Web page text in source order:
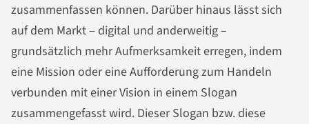
zusammenfassen können. Darüber hinaus lässt sich
auf dem Markt – digital und anderweitig –
grundsätzlich mehr Aufmerksamkeit erregen, indem
eine Mission oder eine Aufforderung zum Handeln
verbunden mit einer Vision in einem Slogan
zusammengefasst wird. Dieser Slogan bzw. diese